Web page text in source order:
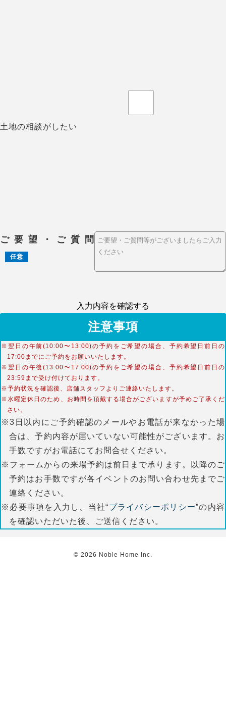
土地の相談がしたい
ご要望・ご質問
任意
入力内容を確認する
注意事項
※翌日の午前(10:00〜13:00)の予約をご希望の場合、予約希望日前日の
17:00までにご予約をお願いいたします。
※翌日の午後(13:00〜17:00)の予約をご希望の場合、予約希望日前日の
23:59まで受け付けております。
※予約状況を確認後、店舗スタッフよりご連絡いたします。
※水曜定休日のため、お時間を頂戴する場合がございますが予めご了承くだ
さい。
※3日以内にご予約確認のメールやお電話が来なかった場
合は、予約内容が届いていない可能性がございます。お
手数ですがお電話にてお問合せください。
※フォームからの来場予約は前日まで承ります。以降のご
予約はお手数ですが各イベントのお問い合わせ先までご
連絡ください。
※必要事項を入力し、当社“プライバシーポリシー”の内容
を確認いただいた後、ご送信ください。
© 2026 Noble Home Inc.